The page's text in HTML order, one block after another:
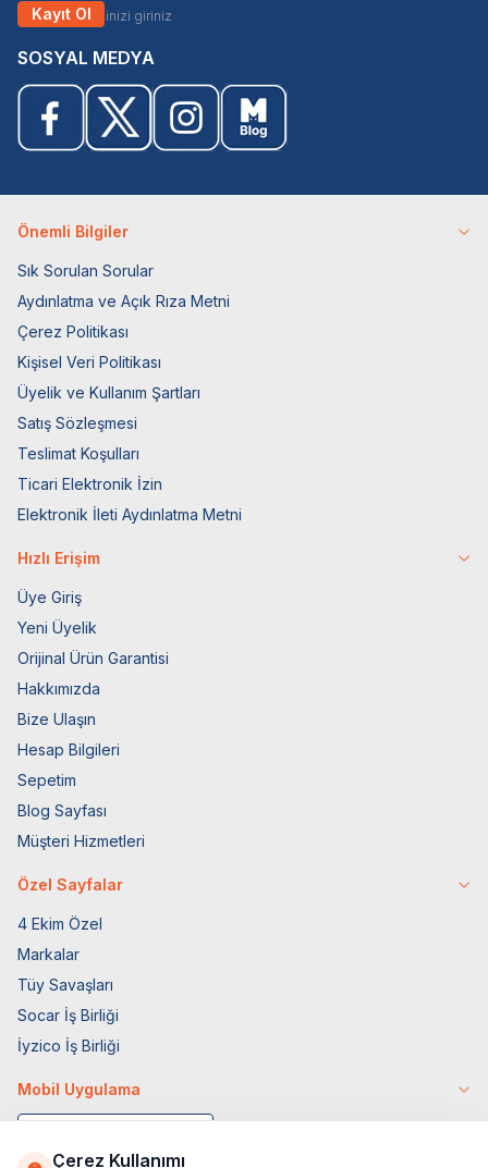
Kayıt Ol
SOSYAL MEDYA
Önemli Bilgiler
Sık Sorulan Sorular
Aydınlatma ve Açık Rıza Metni
Çerez Politikası
Kişisel Veri Politikası
Üyelik ve Kullanım Şartları
Satış Sözleşmesi
Teslimat Koşulları
Ticari Elektronik İzin
Elektronik İleti Aydınlatma Metni
Hızlı Erişim
Üye Giriş
Yeni Üyelik
Orijinal Ürün Garantisi
Hakkımızda
Bize Ulaşın
Hesap Bilgileri
Sepetim
Blog Sayfası
Müşteri Hizmetleri
Özel Sayfalar
4 Ekim Özel
Markalar
Tüy Savaşları
Socar İş Birliği
İyzico İş Birliği
Mobil Uygulama
Çerez Kullanımı